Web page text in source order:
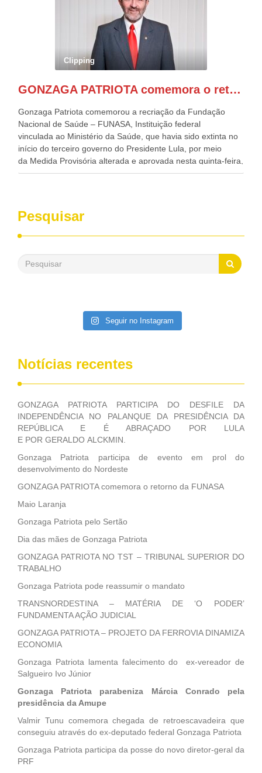
Desenvolvimento, Indústria, Comércio e Serviços, o ex
governador de Pernambuco, agora Presidente do Banco do
Nordeste, Paulo Câmara, o ex Deputado Federal, e
atualmente Superintendente da SUDENE, Danilo Cabral, da
Governadora de Pernambuco, Raquel Lyra, os ministros da
Casa Civil, Rui Costa, e da Integração e do Desenvolvimento
de todo Nordeste que também ajudam a fomentar o
Clipping
GONZAGA PATRIOTA comemora o retorno da FUNASA
Gonzaga Patriota comemorou a recriação da Fundação
Nacional de Saúde – FUNASA, Instituição federal
vinculada ao Ministério da Saúde, que havia sido extinta no
início do terceiro governo do Presidente Lula, por meio
da Medida Provisória alterada e aprovada nesta quinta-feira,
pelo Congresso Nacional. Gonzaga Patriota disse hoje em
desenvolvimento dos seus municípios e, somente o ano
passado, essa Fundação distribuiu mais de três bilhões de
reais, com suas maravilhosas ações, dentre alas, mais de
saneamento básico, em pequenas comunidades rurais.
Patriota disse ainda que, mesmo sem mandato,
Pesquisar
Seguir no Instagram
Notícias recentes
GONZAGA PATRIOTA PARTICIPA DO DESFILE DA
INDEPENDÊNCIA NO PALANQUE DA PRESIDÊNCIA DA
REPÚBLICA E É ABRAÇADO POR LULA
E POR GERALDO ALCKMIN.
Gonzaga Patriota participa de evento em prol do
desenvolvimento do Nordeste
GONZAGA PATRIOTA comemora o retorno da FUNASA
Maio Laranja
Gonzaga Patriota pelo Sertão
Dia das mães de Gonzaga Patriota
GONZAGA PATRIOTA NO TST – TRIBUNAL SUPERIOR DO
TRABALHO
Gonzaga Patriota pode reassumir o mandato
TRANSNORDESTINA – MATÉRIA DE ‘O PODER’
FUNDAMENTA AÇÃO JUDICIAL
GONZAGA PATRIOTA – PROJETO DA FERROVIA DINAMIZA
ECONOMIA
Gonzaga Patriota lamenta falecimento do ex-vereador de
Salgueiro Ivo Júnior
Gonzaga Patriota parabeniza Márcia Conrado pela
presidência da Amupe
Valmir Tunu comemora chegada de retroescavadeira que
conseguiu através do ex-deputado federal Gonzaga Patriota
Gonzaga Patriota participa da posse do novo diretor-geral da
PRF